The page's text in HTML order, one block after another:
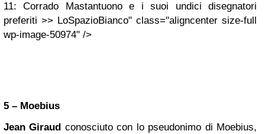
11: Corrado Mastantuono e i suoi undici disegnatori
preferiti >> LoSpazioBianco" class="aligncenter size-full
wp-image-50974" />
5 – Moebius
Jean Giraud conosciuto con lo pseudonimo di Moebius,